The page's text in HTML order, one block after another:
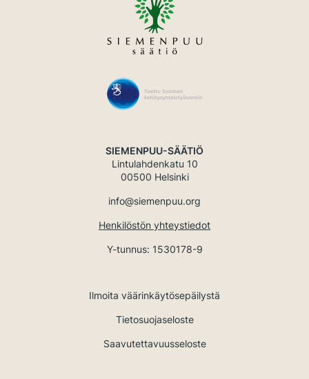
SIEMENPUU-SÄÄTIÖ
Lintulahdenkatu 10
00500 Helsinki
info@siemenpuu.org
Henkilöstön yhteystiedot
Y-tunnus: 1530178-9
Ilmoita väärinkäytösepäilystä
Tietosuojaseloste
Saavutettavuusseloste